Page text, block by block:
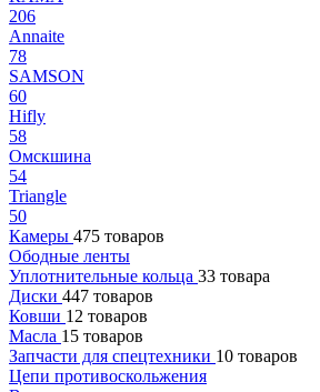
206
Annaite
78
SAMSON
60
Hifly
58
Омскшина
54
Triangle
50
Камеры 475 товаров
Ободные ленты
Уплотнительные кольца 33 товара
Диски 447 товаров
Ковши 12 товаров
Масла 15 товаров
Запчасти для спецтехники 10 товаров
Цепи противоскольжения